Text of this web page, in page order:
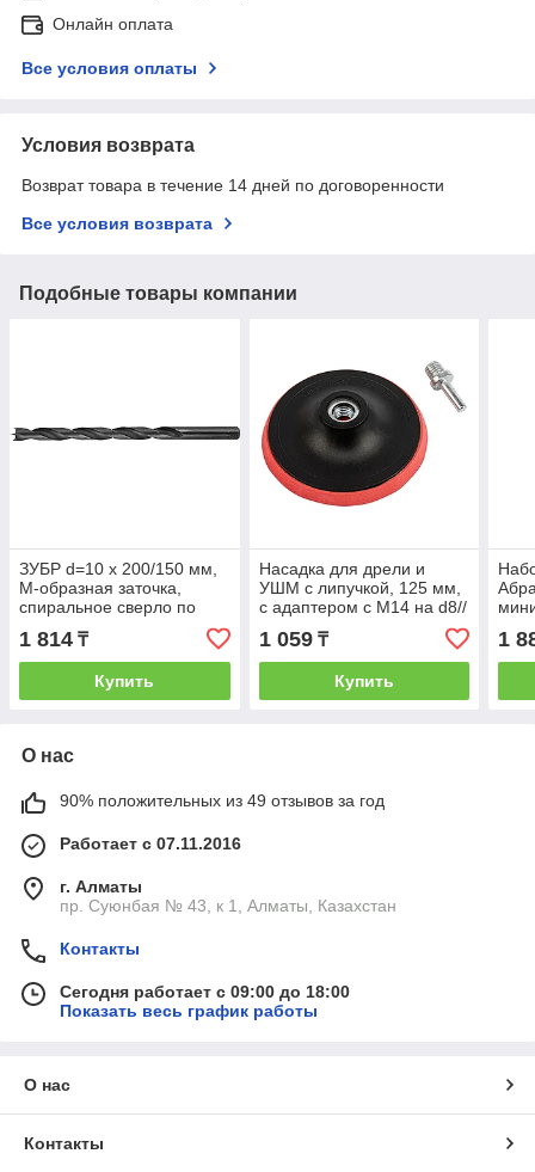
Онлайн оплата
Все условия оплаты
Условия возврата
Возврат товара в течение 14 дней по договоренности
Все условия возврата
Подобные товары компании
ЗУБР d=10 x 200/150 мм,
М-образная заточка,
спиральное сверло по
дереву "Корона" 29421-
200-10
1 814 ₸
Купить
Насадка для дрели и
УШМ с липучкой, 125 мм,
с адаптером c М14 на d8//
Сибртех
1 059₸
Купить
1
О нас
90% положительных из 49 отзывов за год
Работает с 07.11.2016
г. Алматы
пр. Суюнбая № 43, к 1, Алматы, Казахстан
Контакты
Сегодня работает с 09:00 до 18:00
Показать весь график работы
О нас
Контакты